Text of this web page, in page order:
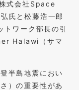
式会社Space
氏と松藤浩一郎
ワーク部長の引
Halawi（サマ
半島地震におい
）の重要性があ